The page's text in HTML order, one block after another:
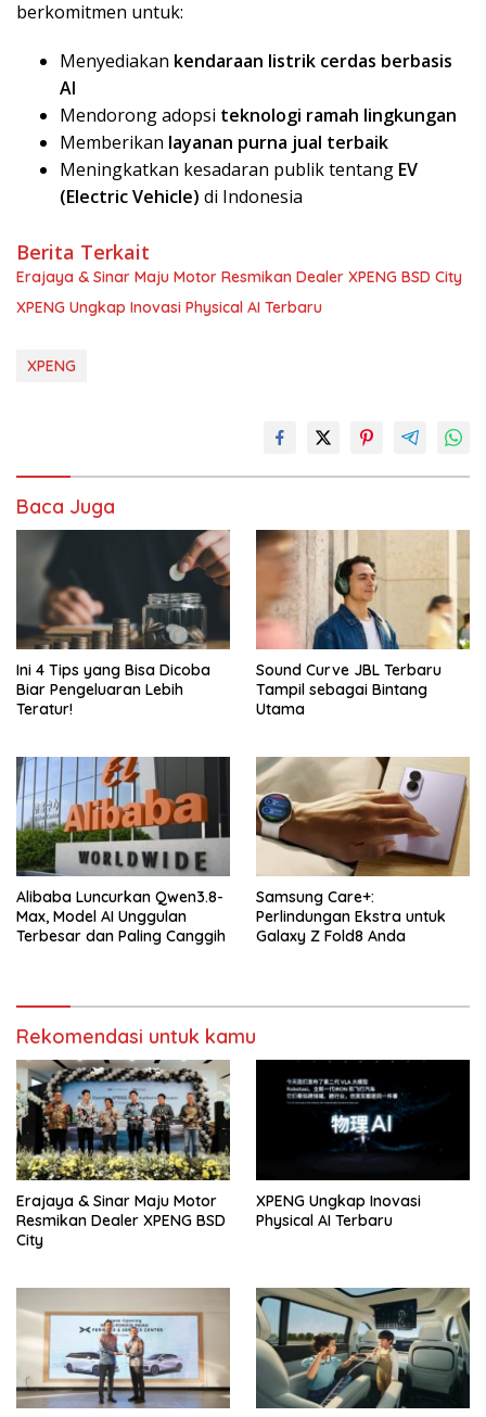
berkomitmen untuk:
Menyediakan kendaraan listrik cerdas berbasis
AI
Mendorong adopsi teknologi ramah lingkungan
Memberikan layanan purna jual terbaik
Meningkatkan kesadaran publik tentang EV
(Electric Vehicle) di Indonesia
Berita Terkait
Erajaya & Sinar Maju Motor Resmikan Dealer XPENG BSD City
XPENG Ungkap Inovasi Physical AI Terbaru
XPENG
Baca Juga
Ini 4 Tips yang Bisa Dicoba
Biar Pengeluaran Lebih
Teratur!
Sound Curve JBL Terbaru
Tampil sebagai Bintang
Utama
Alibaba Luncurkan Qwen3.8-
Max, Model AI Unggulan
Terbesar dan Paling Canggih
Samsung Care+:
Perlindungan Ekstra untuk
Galaxy Z Fold8 Anda
Rekomendasi untuk kamu
Erajaya & Sinar Maju Motor
Resmikan Dealer XPENG BSD
City
XPENG Ungkap Inovasi
Physical AI Terbaru